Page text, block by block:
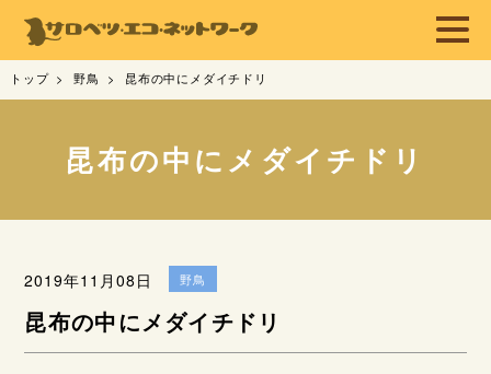
トップ 野鳥 昆布の中にメダイチドリ
昆布の中にメダイチドリ
2019年11月08日 野鳥
昆布の中にメダイチドリ